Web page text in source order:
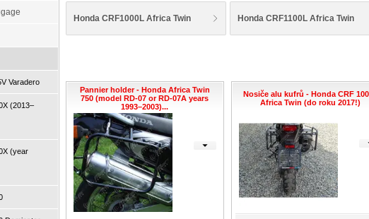
Varadero
(2013–
(year
Honda CRF1000L Africa Twin Honda CRF1100L Africa Twin
Pannier holder - Honda Africa Twin
750 (model RD-07 or RD-07A years
1993–2003)...
Nosiče alu kufrů - Honda CRF
Africa Twin (do roku 2017!)